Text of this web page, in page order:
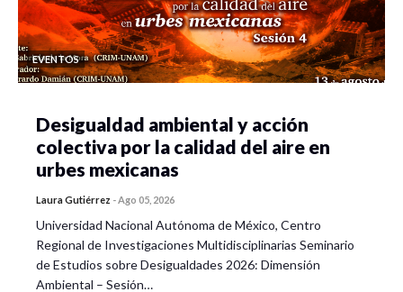
EVENTOS
Desigualdad ambiental y acción
colectiva por la calidad del aire en
urbes mexicanas
Laura Gutiérrez -Ago 05, 2026
Universidad Nacional Autónoma de México, Centro
Regional de Investigaciones Multidisciplinarias Seminario
de Estudios sobre Desigualdades 2026: Dimensión
Ambiental – Sesión…